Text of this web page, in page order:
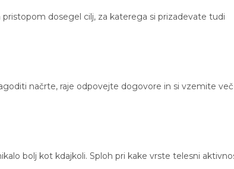
dosegel cilj, za katerega si prizadevate tudi
načrte, raje odpovejte dogovore in si vzemite
bolj kot kdajkoli. Sploh pri kake vrste telesni